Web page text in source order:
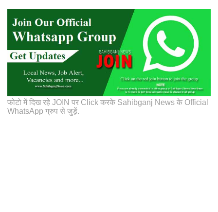
फोटो में दिख रहे JOIN पर Click करके Sahibganj News के Official
WhatsApp ग्रुप से जुड़ें.